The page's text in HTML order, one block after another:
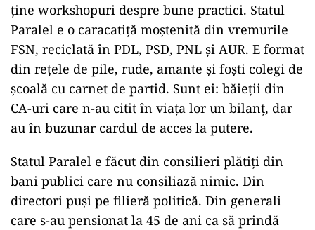
ține workshopuri despre bune practici. Statul
Paralel e o caracatiță moștenită din vremurile
FSN, reciclată în PDL, PSD, PNL și AUR. E format
din rețele de pile, rude, amante și foști colegi de
școală cu carnet de partid. Sunt ei: băieții din
CA-uri care n-au citit în viața lor un bilanț, dar
au în buzunar cardul de acces la putere.
Statul Paralel e făcut din consilieri plătiți din
bani publici care nu consiliază nimic. Din
directori puși pe filieră politică. Din generali
care s-au pensionat la 45 de ani ca să prindă